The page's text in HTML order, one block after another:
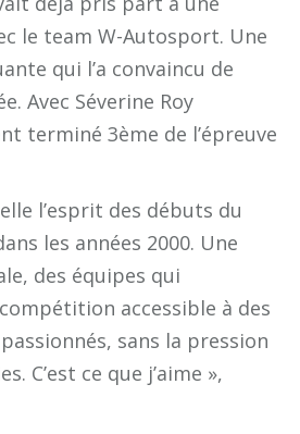
le team W-Autosport. Une
qui l’a convaincu de
Avec Séverine Roy
terminé 3ème de l’épreuve
l’esprit des débuts du
les années 2000. Une
des équipes qui
accessible à des
sans la pression
C’est ce que j’aime »,